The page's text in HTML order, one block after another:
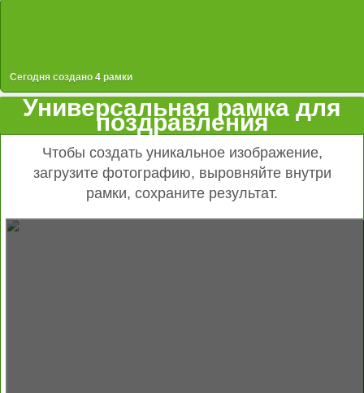
Сегодня создано 4 рамки
Универсальная рамка для
поздравления
Чтобы создать уникальное изображение,
загрузите фотографию, выровняйте внутри
рамки, сохраните результат.